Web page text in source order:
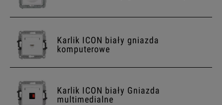
Karlik ICON biały gniazda
komputerowe
Karlik ICON biały Gniazda
multimedialne